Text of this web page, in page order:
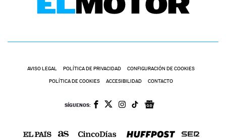
AVISO LEGAL POLÍTICA DE PRIVACIDAD CONFIGURACIÓN DE COOKIES
POLÍTICA DE COOKIES ACCESIBILIDAD CONTACTO
SÍGUENOS: